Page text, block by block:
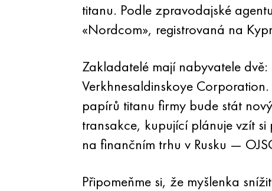
titanu. Podle zpravodajské
«Nordcom», registrovaná na
Zakladatelé mají nabyvatele
Verkhnesaldinskoye
papírů titanu firmy bude stát
transakce, kupující plánuje vzít
na finančním trhu v Rusku —
Připomeňme si, že myšlenka